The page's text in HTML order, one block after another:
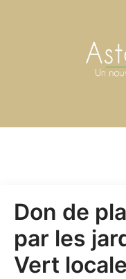
Don de
par les
Vert